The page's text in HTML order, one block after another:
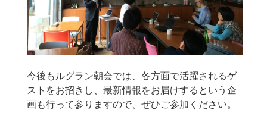
今後もルグラン朝会では、各方面で活躍されるゲ
ストをお招きし、最新情報をお届けするという企
画も行って参りますので、ぜひご参加ください。